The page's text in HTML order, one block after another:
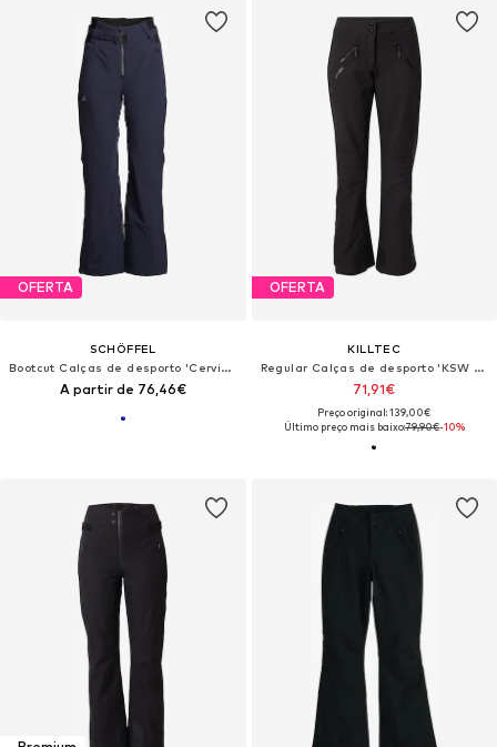
OFERTA
SCHÖFFEL
Bootcut Calças de desporto 'Cervinia'
A partir de 76,46€
OFERTA
KILLTEC
Regular Calças de desporto 'KSW 312'
71,91€
Preço original: 139,00€
Último preço mais baixo:79,90€-10%